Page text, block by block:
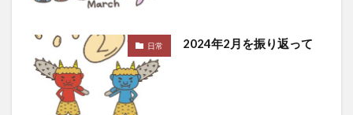
日常 2024年2月を振り返って